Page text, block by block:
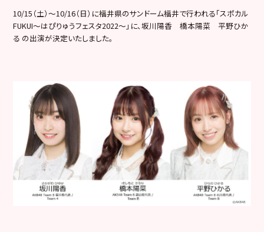
10/15（土）〜10/16（日） に福井県のサンドーム福井で行われる「スポカル
FUKUI〜はぴりゅうフェスタ2022〜」に、坂川陽香 橋本陽菜 平野ひか
る の出演が決定いたしました。